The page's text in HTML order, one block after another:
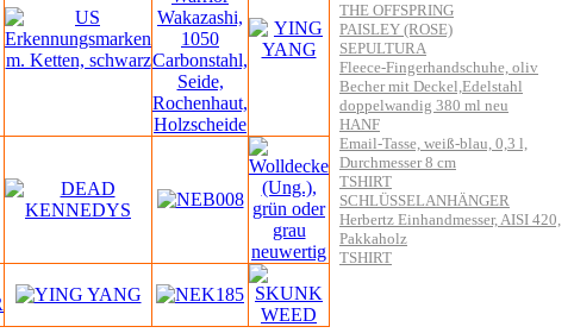
THE OFFSPRING
PAISLEY (ROSE)
SEPULTURA
Fleece-Fingerhandschuhe, oliv
Becher mit Deckel,Edelstahl
doppelwandig 380 ml neu
HANF
Email-Tasse, weiß-blau, 0,3 l,
Durchmesser 8 cm
TSHIRT
SCHLÜSSELANHÄNGER
Herbertz Einhandmesser, AISI 420,
Pakkaholz
TSHIRT